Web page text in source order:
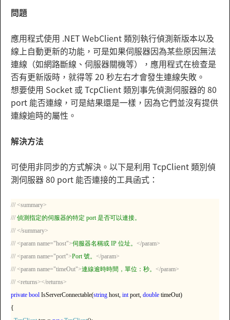
問題
應用程式使用 .NET WebClient 類別執行偵測新版本以及
線上自動更新的功能，可是如果伺服器因為某些原因無法
連線（如網路斷線、伺服器關機等），應用程式在檢查是
否有更新版時，就得等 20 秒左右才會發生連線失敗。
想要使用 Socket 或 TcpClient 類別事先偵測伺服器的 80
port 能否連線，可是結果還是一樣，因為它們並沒有提供
連線逾時的屬性。
解決方法
可使用非同步的方式解決。以下是利用 TcpClient 類別偵
測伺服器 80 port 能否連接的工具函式：
/// <summary>
/// 偵測指定的伺服器的特定 port 是否可以連接。
/// </summary>
/// <param name="host">伺服器名稱或 IP 位址。 </param>
/// <param name="port">Port 號。 </param>
/// <param name="timeOut">連線逾時時間，單位：秒。 </param>
/// <returns></returns>
private bool IsServerConnectable(string host, intport, double timeOut)
{